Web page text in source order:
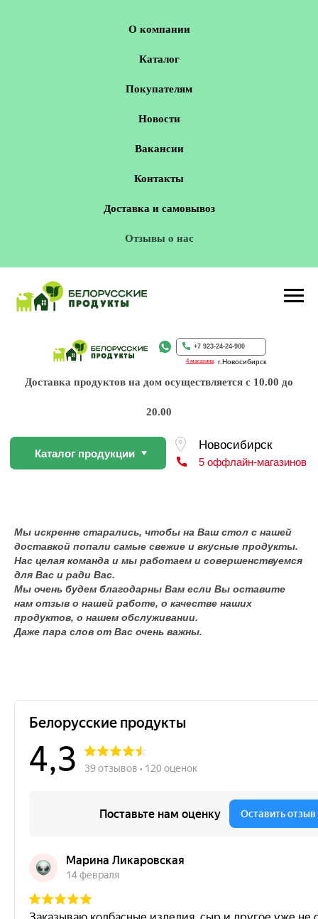
О компании
Каталог
Покупателям
Новости
Вакансии
Контакты
Доставка и самовывоз
Отзывы о нас
г.Новосибирск
+7 923-24-24-900
4 магазина
По Вашей просьбе покупку
профессиональном слайсере
Доставка продуктов на дом осуществляется с 10.00 до
20.00
Мы искренне старались, чтобы на Ваш стол с нашей
доставкой попали самые свежие и вкусные продукты.
Нас целая команда и мы работаем и совершенствуемся
для Вас и ради Вас.
Мы очень будем благодарны Вам если Вы оставите
нам отзыв о нашей работе, о качестве наших
продуктов, о нашем обслуживании.
Даже пара слов от Вас очень важны.